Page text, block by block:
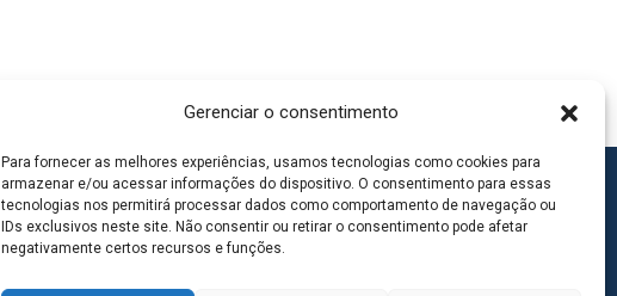
Gerenciar o consentimento
Para fornecer as melhores experiências, usamos tecnologias como cookies para
armazenar e/ou acessar informações do dispositivo. O consentimento para essas
tecnologias nos permitirá processar dados como comportamento de navegação ou
IDs exclusivos neste site. Não consentir ou retirar o consentimento pode afetar
negativamente certos recursos e funções.